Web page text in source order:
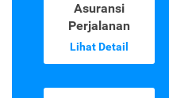
Asuransi
Perjalanan
Lihat Detail